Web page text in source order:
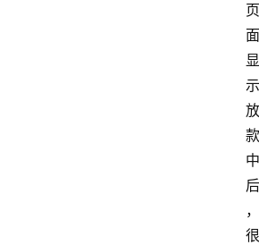
页
面
显
示
放
款
中
后
，
很